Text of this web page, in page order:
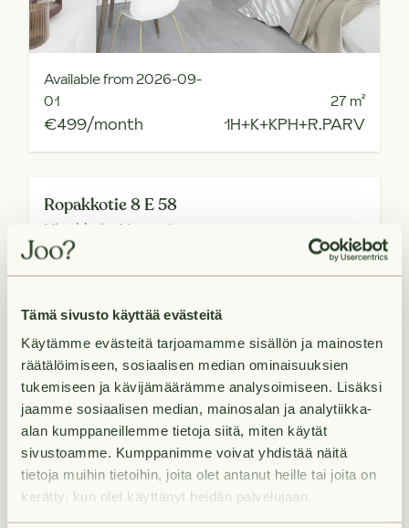
Tämä sivusto käyttää evästeitä
Käytämme evästeitä tarjoamamme sisällön ja mainosten
räätälöimiseen, sosiaalisen median ominaisuuksien
tukemiseen ja kävijämäärämme analysoimiseen. Lisäksi
jaamme sosiaalisen median, mainosalan ja analytiikka-
alan kumppaneillemme tietoja siitä, miten käytät
sivustoamme. Kumppanimme voivat yhdistää näitä
tietoja muihin tietoihin, joita olet antanut heille tai joita on
kerätty, kun olet käyttänyt heidän palvelujaan.
Available from 2026-09-
01
€499/month
27m²
1H+K+KPH+R.PARV
Ropakkotie 8 E 58
Klaukkala, Nurmijärvi
Available from 2026-09-